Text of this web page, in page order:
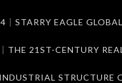
｜STARRY EAGLE
THE 21ST-CENTURY
STRUCTURE